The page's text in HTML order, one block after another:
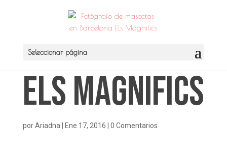
Seleccionar página
Els Magnifics
porAriadna Ene 17, 2016 0 Comentarios